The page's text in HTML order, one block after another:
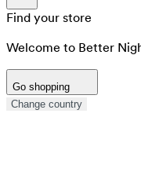
Find your store
Welcome to Better
Go shopping
Change country